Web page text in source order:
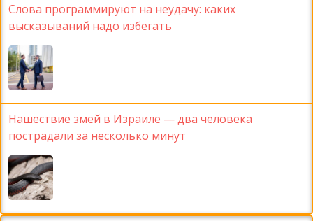
Слова программируют на неудачу: каких
высказываний надо избегать
Нашествие змей в Израиле — два человека
пострадали за несколько минут